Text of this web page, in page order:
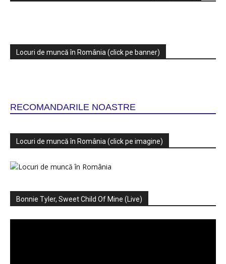
Locuri de muncă în România (click pe banner)
RECOMANDARILE NOASTRE
Locuri de muncă în România (click pe imagine)
Bonnie Tyler, Sweet Child Of Mine (Live)